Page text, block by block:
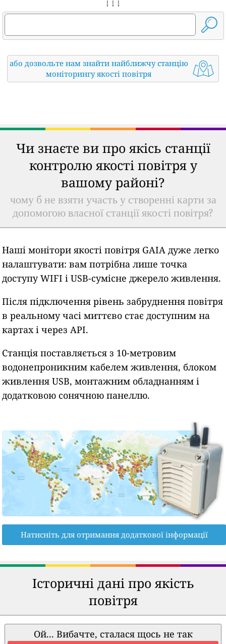
↓ ↓ ↓
або дозвольте нам знайти найближчу станцію
моніторингу якості повітря
Чи знаєте ви про якісь станції
контролю якості повітря у
вашому районі?
чому б не взяти участь у створенні карти за
допомогою власної станції якості повітря?
Наші монітори якості повітря GAIA дуже легко
налаштувати: вам потрібна лише точка
доступу WIFI і USB-сумісне джерело живлення.
Після підключення рівень забруднення повітря
в реальному часі миттєво стає доступним на
картах і через API.
Станція поставляється з 10-метровим
водонепроникним кабелем живлення, блоком
живлення USB, монтажним обладнанням і
додатковою сонячною панеллю.
Натисніть для отримання додаткової інформації
Історичні дані про якість
повітря
Ой... Вибачте, сталася щось не так